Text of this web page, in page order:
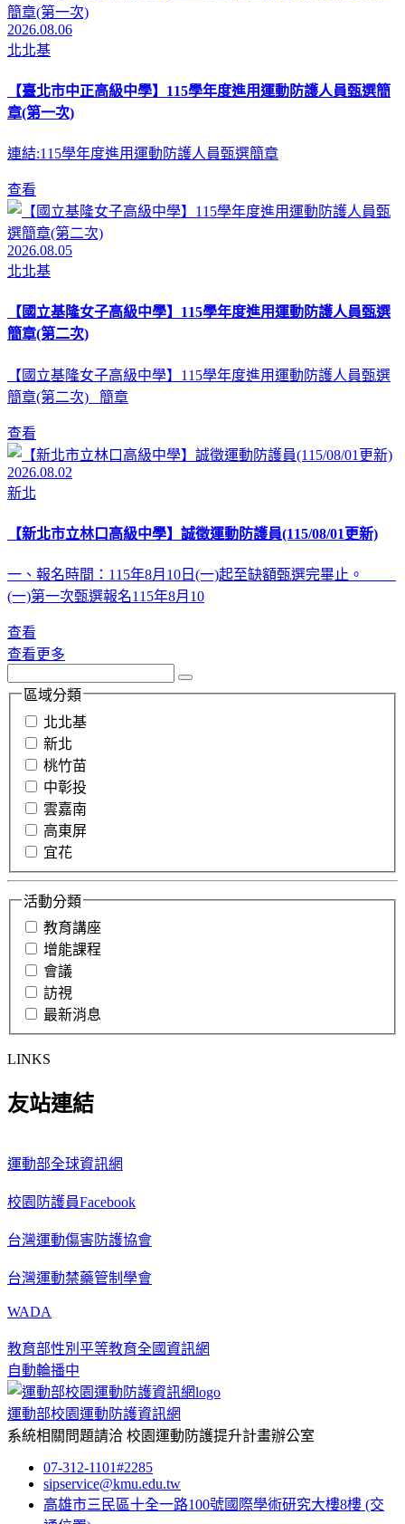
2026.08.06
北北基
【臺北市中正高級中學】115學年度進用運動防護人員甄選簡
章(第一次)
連結:115學年度進用運動防護人員甄選簡章
查看
2026.08.05
北北基
【國立基隆女子高級中學】115學年度進用運動防護人員甄選
簡章(第二次)
【國立基隆女子高級中學】115學年度進用運動防護人員甄選
簡章(第二次) 簡章
查看
2026.08.02
新北
【新北市立林口高級中學】誠徵運動防護員(115/08/01更新)
一、報名時間：115年8月10日(一)起至缺額甄選完畢止。
(一)第一次甄選報名115年8月10
查看
查看更多
區域分類
北北基
新北
桃竹苗
中彰投
雲嘉南
高東屏
宜花
活動分類
教育講座
增能課程
會議
訪視
最新消息
LINKS
友站連結
運動部全球資訊網
校園防護員Facebook
台灣運動傷害防護協會
台灣運動禁藥管制學會
WADA
教育部性別平等教育全國資訊網
自動輪播中
運動部校園運動防護資訊網
系統相關問題請洽 校園運動防護提升計畫辦公室
07-312-1101#2285
sipservice@kmu.edu.tw
高雄市三民區十全一路100號國際學術研究大樓8樓 (交